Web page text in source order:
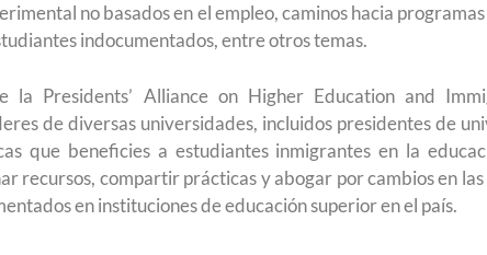
no basados en el empleo, caminos hacia
indocumentados, entre otros temas.
Presidents’ Alliance on Higher Education and
de diversas universidades, incluidos presidentes de
que beneficies a estudiantes inmigrantes en la
recursos, compartir prácticas y abogar por cambios en
en instituciones de educación superior en el país.